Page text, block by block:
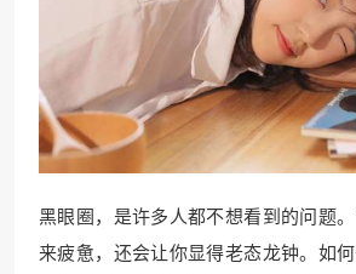
黑眼圈，是许多人都不想看到的问题
来疲惫，还会让你显得老态龙钟。如